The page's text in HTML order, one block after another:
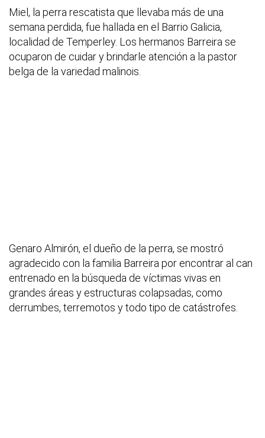
Miel, la perra rescatista que llevaba más de una
semana perdida, fue hallada en el Barrio Galicia,
localidad de Temperley. Los hermanos Barreira se
ocuparon de cuidar y brindarle atención a la pastor
belga de la variedad malinois.
Genaro Almirón, el dueño de la perra, se mostró
agradecido con la familia Barreira por encontrar al can
entrenado en la búsqueda de víctimas vivas en
grandes áreas y estructuras colapsadas, como
derrumbes, terremotos y todo tipo de catástrofes.